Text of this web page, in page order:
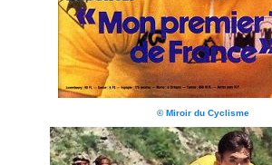
© Miroir du Cyclisme